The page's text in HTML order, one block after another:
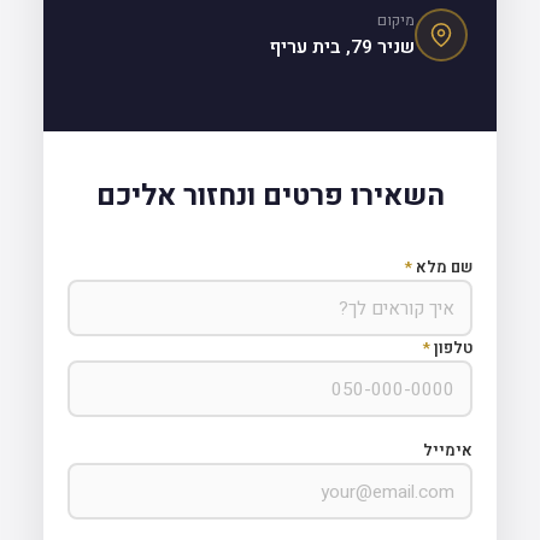
מיקום
שניר 79, בית עריף
השאירו פרטים ונחזור אליכם
שם מלא *
טלפון*
אימייל